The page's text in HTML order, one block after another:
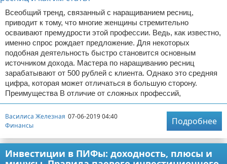
Всеобщий тренд, связанный с наращиванием ресниц,
приводит к тому, что многие женщины стремительно
осваивают премудрости этой профессии. Ведь, как известно,
именно спрос рождает предложение. Для некоторых
подобная деятельность быстро становится основным
источником дохода. Мастера по наращиванию ресниц
зарабатывают от 500 рублей с клиента. Однако это средняя
цифра, которая может отличаться в большую сторону.
Преимущества В отличие от сложных профессий,
Василиса Железная 07-06-2019 04:40
Финансы
Подробнее
Инвестиции в ПИФы: доходность, плюсы и